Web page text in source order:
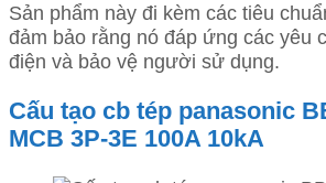
Sản phẩm này đi kèm các tiêu
đảm bảo rằng nó đáp ứng các yêu
điện và bảo vệ người sử dụng.
Cấu tạo cb tép panasonic
MCB 3P-3E 100A 10kA